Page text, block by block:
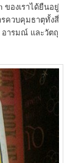
ของเราได้ยืนอยู่
ควบคุมธาตุทั้งสี่
ารมณ์ และวัตถุ